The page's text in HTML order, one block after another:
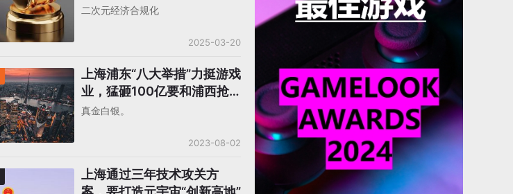
线”，“谷子经济”纳入监管
二次元经济合规化
2025-03-20
上海浦东“八大举措”力挺游戏
业，猛砸100亿要和浦西抢
游戏公司？
真金白银。
2023-08-02
上海通过三年技术攻关方